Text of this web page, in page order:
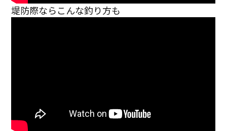
堤防際ならこんな釣り方も